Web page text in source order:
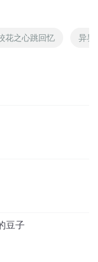
花之心跳回忆 异界
豆子